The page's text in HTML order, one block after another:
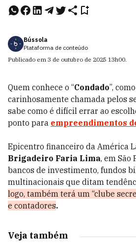
Bússola
Plataforma de conteúdo
Publicado em 3 de outubro de 2025 13h00.
Quem conhece o “Condado”,
carinhosamente chamada pelos
sabe como é difícil errar ao
ponto para empreendimentos
Epicentro financeiro da América
Brigadeiro Faria Lima, em São
bancos de investimento, fundos
multinacionais que ditam
logo, também terá um “clube
e contadores.
Veja também